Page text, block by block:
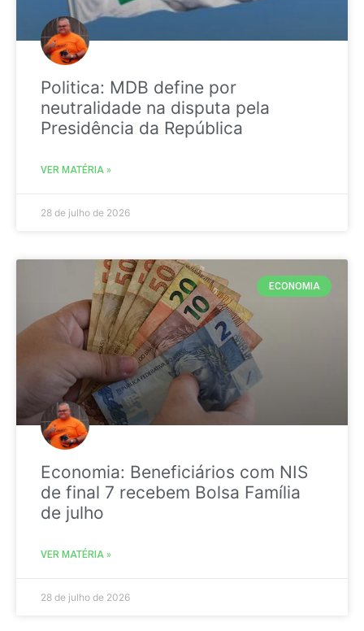
Politica: MDB define por
neutralidade na disputa pela
Presidência da República
VER MATÉRIA »
28 de julho de 2026
ECONOMIA
Economia: Beneficiários com NIS
de final 7 recebem Bolsa Família
de julho
VER MATÉRIA »
28 de julho de 2026